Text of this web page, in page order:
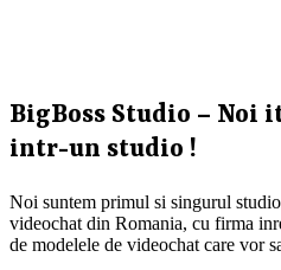
BigBoss Studio – Noi
intr-un studio !
Noi suntem primul si singurul
videochat din Romania, cu firma
de modelele de videochat care vor